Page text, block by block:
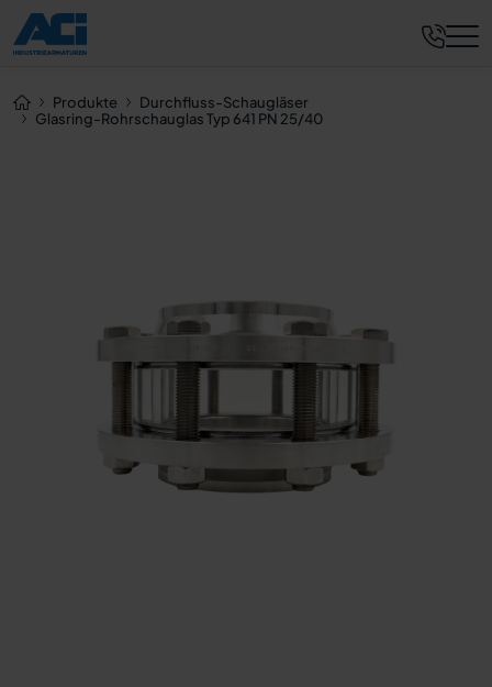
Produkte
Durchfluss-Schaugläser
Glasring-Rohrschauglas Typ 641 PN 25/40